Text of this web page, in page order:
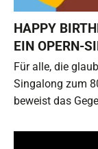
HAPPY
EIN OPERN-
Für alle, die
Singalong zum
beweist das